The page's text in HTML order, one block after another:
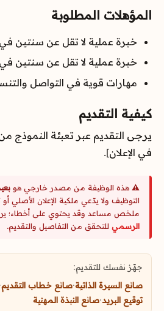
المؤهلات المطلوبة
خبرة عملية لا تقل عن سنتين
خبرة عملية لا تقل عن سنتين
مهارات قوية في التواصل
كيفية التقديم
يرجى التقديم عبر تعبئة النموذج
في الإعلان].
⚠️ هذه الوظيفة من مصدر خارجي هو
التوظيف ولا يدّعي ملكية الإعلان الأصلي
ملخص مساعد وقد يحتوي على أخطاء؛
الرسمي للتحقق من التفاصيل والتقديم.
جهّز نفسك للتقديم:
صانع السيرة الذاتية·صانع خطاب التقديم
توقيع البريد·صانع النبذة المهنية